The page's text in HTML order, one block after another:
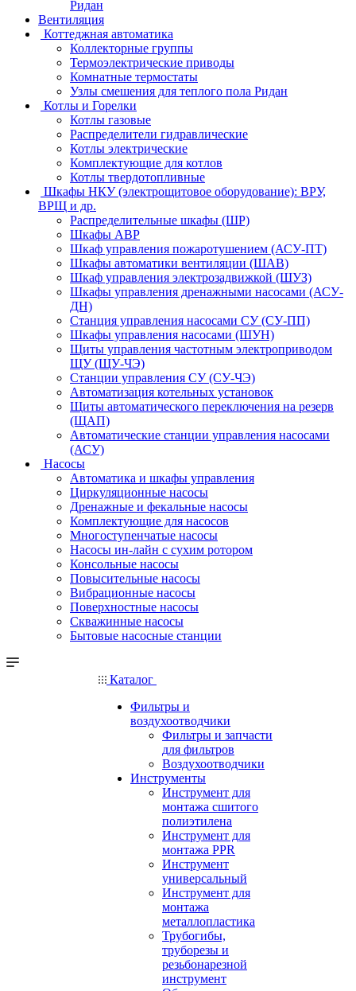
Ридан
Вентиляция
Коттеджная автоматика
Коллекторные группы
Термоэлектрические приводы
Комнатные термостаты
Узлы смешения для теплого пола Ридан
Котлы и Горелки
Котлы газовые
Распределители гидравлические
Котлы электрические
Комплектующие для котлов
Котлы твердотопливные
Шкафы НКУ (электрощитовое оборудование): ВРУ,
ВРЩ и др.
Распределительные шкафы (ШР)
Шкафы АВР
Шкаф управления пожаротушением (АСУ-ПТ)
Шкафы автоматики вентиляции (ШАВ)
Шкаф управления электрозадвижкой (ШУЗ)
Шкафы управления дренажными насосами (АСУ-
ДН)
Станция управления насосами СУ (СУ-ПП)
Шкафы управления насосами (ШУН)
Щиты управления частотным электроприводом
ЩУ (ЩУ-ЧЭ)
Станции управления СУ (СУ-ЧЭ)
Автоматизация котельных установок
Щиты автоматического переключения на резерв
(ЩАП)
Автоматические станции управления насосами
(АСУ)
Насосы
Автоматика и шкафы управления
Циркуляционные насосы
Дренажные и фекальные насосы
Комплектующие для насосов
Многоступенчатые насосы
Насосы ин-лайн с сухим ротором
Консольные насосы
Повысительные насосы
Вибрационные насосы
Поверхностные насосы
Скважинные насосы
Бытовые насосные станции
Каталог
Фильтры и
воздухоотводчики
Фильтры и запчасти
для фильтров
Воздухоотводчики
Инструменты
Инструмент для
монтажа сшитого
полиэтилена
Инструмент для
монтажа PPR
Инструмент
универсальный
Инструмент для
монтажа
металлопластика
Трубогибы,
труборезы и
резьбонарезной
инструмент